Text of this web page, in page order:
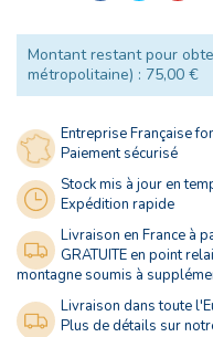
Montant restant pour
métropolitaine) : 75,00 €
Entreprise Française
Paiement sécurisé
Stock mis à jour en
Expédition rapide
Livraison en France à
GRATUITE en point
montagne soumis à
Livraison dans toute
Plus de détails sur